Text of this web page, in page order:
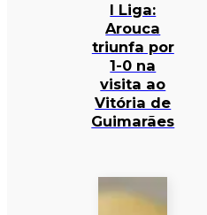
I Liga:
Arouca
triunfa por
1-0 na
visita ao
Vitória de
Guimarães